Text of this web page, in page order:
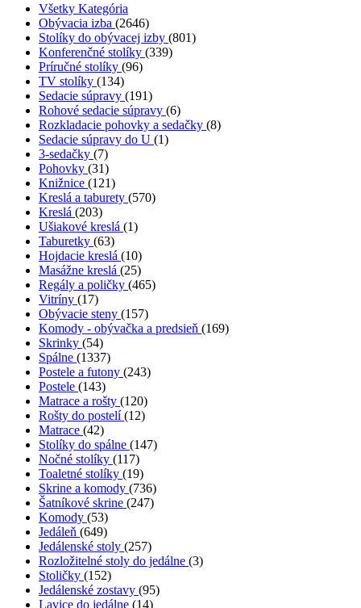
Všetky Kategória
Obývacia izba (2646)
Stolíky do obývacej izby (801)
Konferenčné stolíky (339)
Príručné stolíky (96)
TV stolíky (134)
Sedacie súpravy (191)
Rohové sedacie súpravy (6)
Rozkladacie pohovky a sedačky (8)
Sedacie súpravy do U (1)
3-sedačky (7)
Pohovky (31)
Knižnice (121)
Kreslá a taburety (570)
Kreslá (203)
Ušiakové kreslá (1)
Taburetky (63)
Hojdacie kreslá (10)
Masážne kreslá (25)
Regály a poličky (465)
Vitríny (17)
Obývacie steny (157)
Komody - obývačka a predsieň (169)
Skrinky (54)
Spálne (1337)
Postele a futony (243)
Postele (143)
Matrace a rošty (120)
Rošty do postelí(12)
Matrace (42)
Stolíky do spálne (147)
Nočné stolíky (117)
Toaletné stolíky (19)
Skrine a komody (736)
Šatníkové skrine (247)
Komody (53)
Jedáleň (649)
Jedálenské stoly (257)
Rozložitelné stoly do jedálne (3)
Stoličky (152)
Jedálenské zostavy (95)
Lavice do jedálne (14)